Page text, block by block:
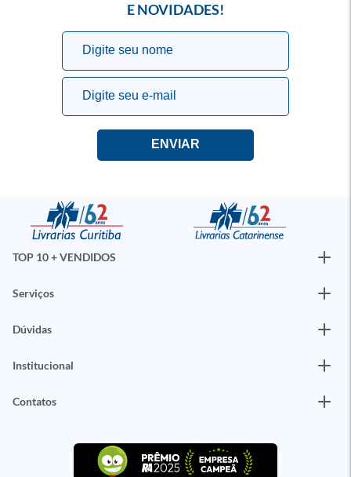
E NOVIDADES!
TOP 10 + VENDIDOS
Serviços
Dúvidas
Institucional
Contatos